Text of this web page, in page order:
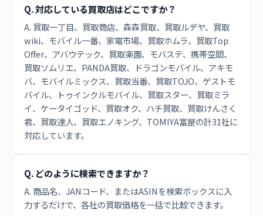
Q. 対応している買取店はどこですか？
A. 買取一丁目、買取商店、森森買取、買取ルデヤ、買取
wiki、モバイル一番、家電市場、買取ホムラ、買取Top
Offer、アバウテック、買取楽園、モバステ、携帯空間、
買取ソムリエ、PANDA買取、ドラゴンモバイル、アキモ
バ、モバイルミックス、買取当番、買取TOJO、ゲストモ
バイル、トゥインクルモバイル、買取スター、買取ミラ
イ、ケータイゴッド、買取オク、ハチ買取、買取けんさく
君、買取達人、買取エノキング、TOMIYA富屋の計31社に
対応しています。
Q. どのように検索できますか？
A. 商品名、JANコード、またはASINを検索ボックスに入
力するだけで、各社の買取価格を一括で比較できます。